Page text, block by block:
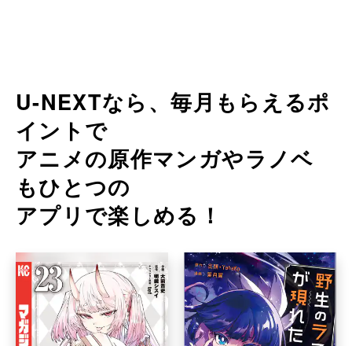
U-NEXTなら、毎月もらえるポ
イントで
アニメの原作マンガやラノベ
もひとつの
アプリで楽しめる！